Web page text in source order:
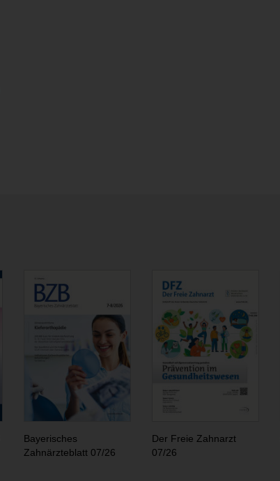
Bayerisches
Zahnärzteblatt 07/26
Der Freie Zahnarzt
07/26